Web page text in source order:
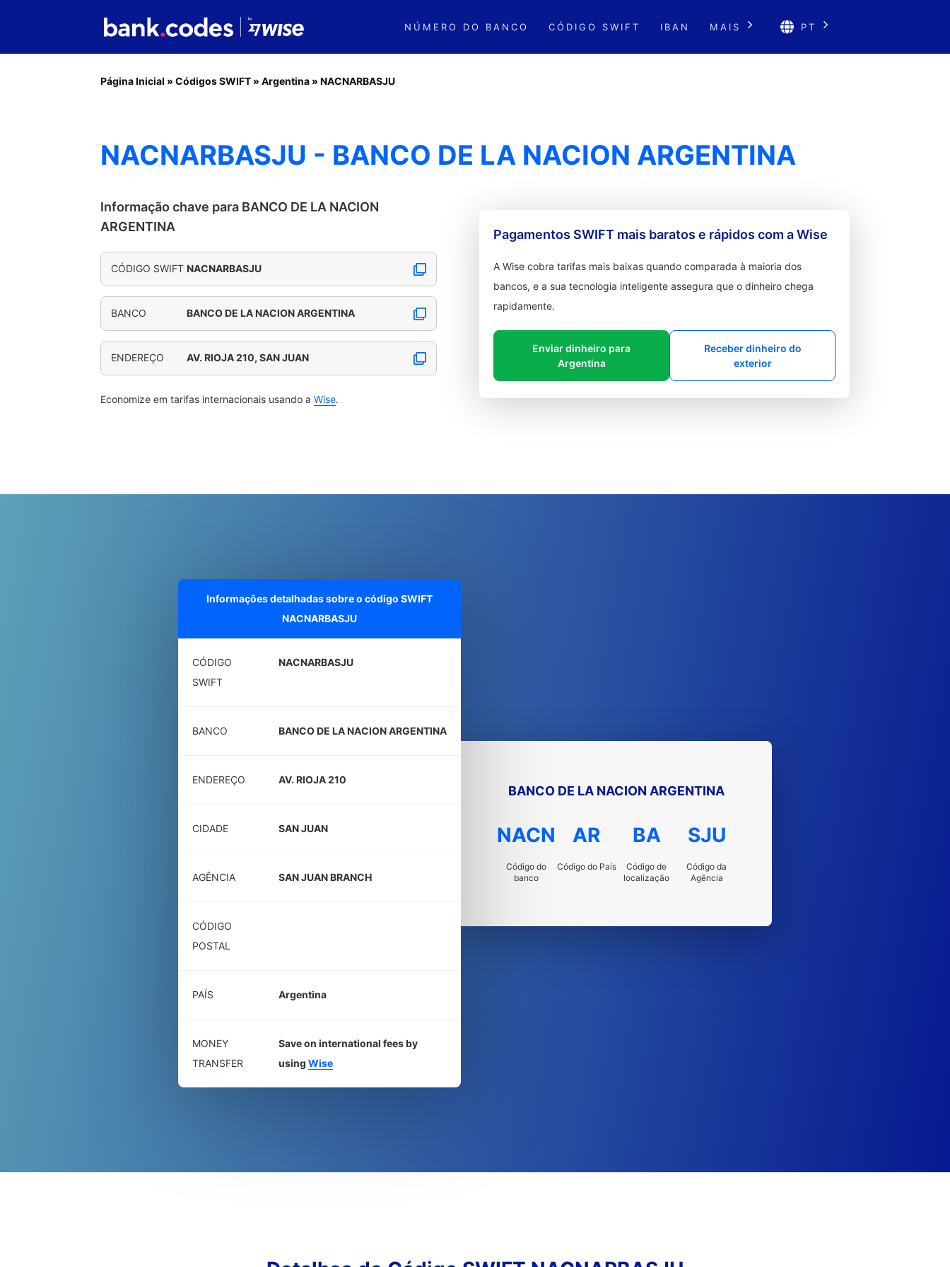
NÚMERO DO BANCO CÓDIGO SWIFT IBAN MAIS PT
Página Inicial » Códigos SWIFT » Argentina » NACNARBASJU
NACNARBASJU - BANCO DE LA NACION ARGENTINA
Informação chave para BANCO DE LA NACION
ARGENTINA
CÓDIGO SWIFT NACNARBASJU
BANCO BANCO DE LA NACION ARGENTINA
ENDEREÇO AV. RIOJA 210, SAN JUAN
Economize em tarifas internacionais usando a Wise.
Pagamentos SWIFT mais baratos e rápidos com a Wise
A Wise cobra tarifas mais baixas quando comparada à maioria dos
bancos, e a sua tecnologia inteligente assegura que o dinheiro chega
rapidamente.
Enviar dinheiro para
Argentina
Receber dinheiro do
exterior
Informações detalhadas sobre o código SWIFT
NACNARBASJU
CÓDIGO
SWIFT
NACNARBASJU
BANCO BANCO DE LA NACION ARGENTINA
ENDEREÇO AV. RIOJA 210
CIDADE SAN JUAN
AGÊNCIA SAN JUAN BRANCH
CÓDIGO
POSTAL
PAÍS Argentina
MONEY
TRANSFER
Save on international fees by
using Wise
BANCO DE LA NACION ARGENTINA
NACN
Código do
banco
AR
Código do País
BA
Código de
localização
SJU
Código da
Agência